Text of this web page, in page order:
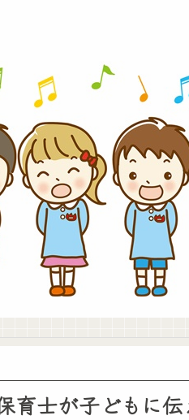
育士が子どもに伝